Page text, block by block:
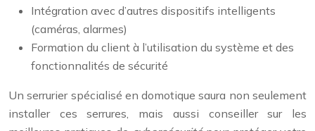
Intégration avec d’autres dispositifs intelligents
(caméras, alarmes)
Formation du client à l’utilisation du système et des
fonctionnalités de sécurité
Un serrurier spécialisé en domotique saura non seulement
installer ces serrures, mais aussi conseiller sur les